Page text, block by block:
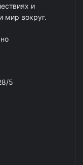
и
мир вокруг.
5